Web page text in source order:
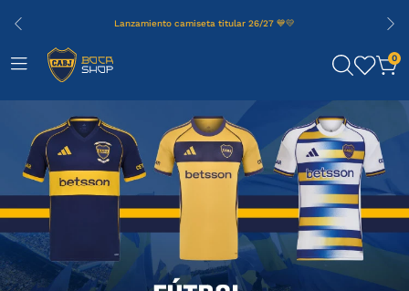
Lanzamiento camiseta titular 26/27 💙💛
0